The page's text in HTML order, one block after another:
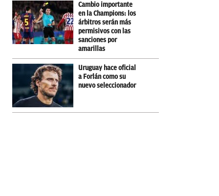
Cambio importante
en la Champions: los
árbitros serán más
permisivos con las
sanciones por
amarillas
Uruguay hace oficial
a Forlán como su
nuevo seleccionador